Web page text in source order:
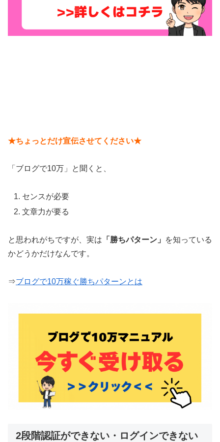
★ちょっとだけ宣伝させてください★
「ブログで10万」と聞くと、
センスが必要
文章力が要る
と思われがちですが、実は 「勝ちパターン」
を知っている
かどうかだけなんです。
⇒ブログで10万稼ぐ勝ちパターンとは
2段階認証ができない・ログインできない